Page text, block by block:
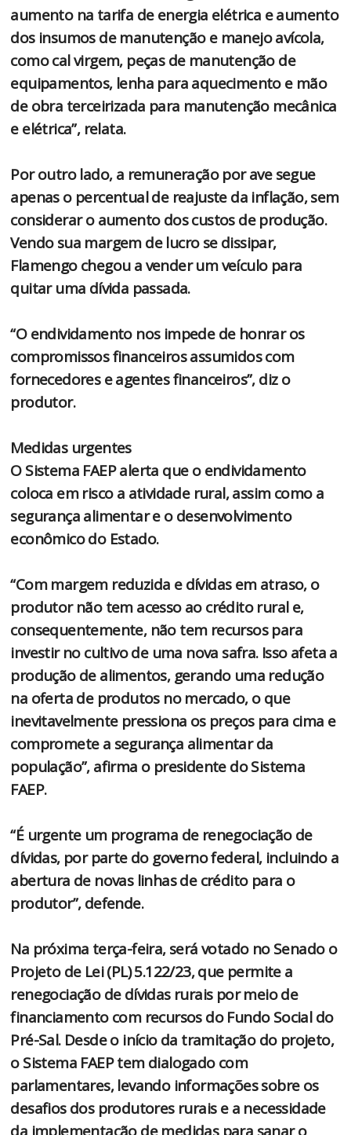
aumento na tarifa de energia elétrica e aumento
dos insumos de manutenção e manejo avícola,
como cal virgem, peças de manutenção de
equipamentos, lenha para aquecimento e mão
de obra terceirizada para manutenção mecânica
e elétrica”, relata.
Por outro lado, a remuneração por ave segue
apenas o percentual de reajuste da inflação, sem
considerar o aumento dos custos de produção.
Vendo sua margem de lucro se dissipar,
Flamengo chegou a vender um veículo para
quitar uma dívida passada.
“O endividamento nos impede de honrar os
compromissos financeiros assumidos com
fornecedores e agentes financeiros”, diz o
produtor.
Medidas urgentes
O Sistema FAEP alerta que o endividamento
coloca em risco a atividade rural, assim como a
segurança alimentar e o desenvolvimento
econômico do Estado.
“Com margem reduzida e dívidas em atraso, o
produtor não tem acesso ao crédito rural e,
consequentemente, não tem recursos para
investir no cultivo de uma nova safra. Isso afeta a
produção de alimentos, gerando uma redução
na oferta de produtos no mercado, o que
inevitavelmente pressiona os preços para cima e
compromete a segurança alimentar da
população”, afirma o presidente do Sistema
FAEP.
“É urgente um programa de renegociação de
dívidas, por parte do governo federal, incluindo a
abertura de novas linhas de crédito para o
produtor”, defende.
Na próxima terça-feira, será votado no Senado o
Projeto de Lei (PL) 5.122/23, que permite a
renegociação de dívidas rurais por meio de
financiamento com recursos do Fundo Social do
Pré-Sal. Desde o início da tramitação do projeto,
o Sistema FAEP tem dialogado com
parlamentares, levando informações sobre os
desafios dos produtores rurais e a necessidade
da implementação de medidas para sanar o